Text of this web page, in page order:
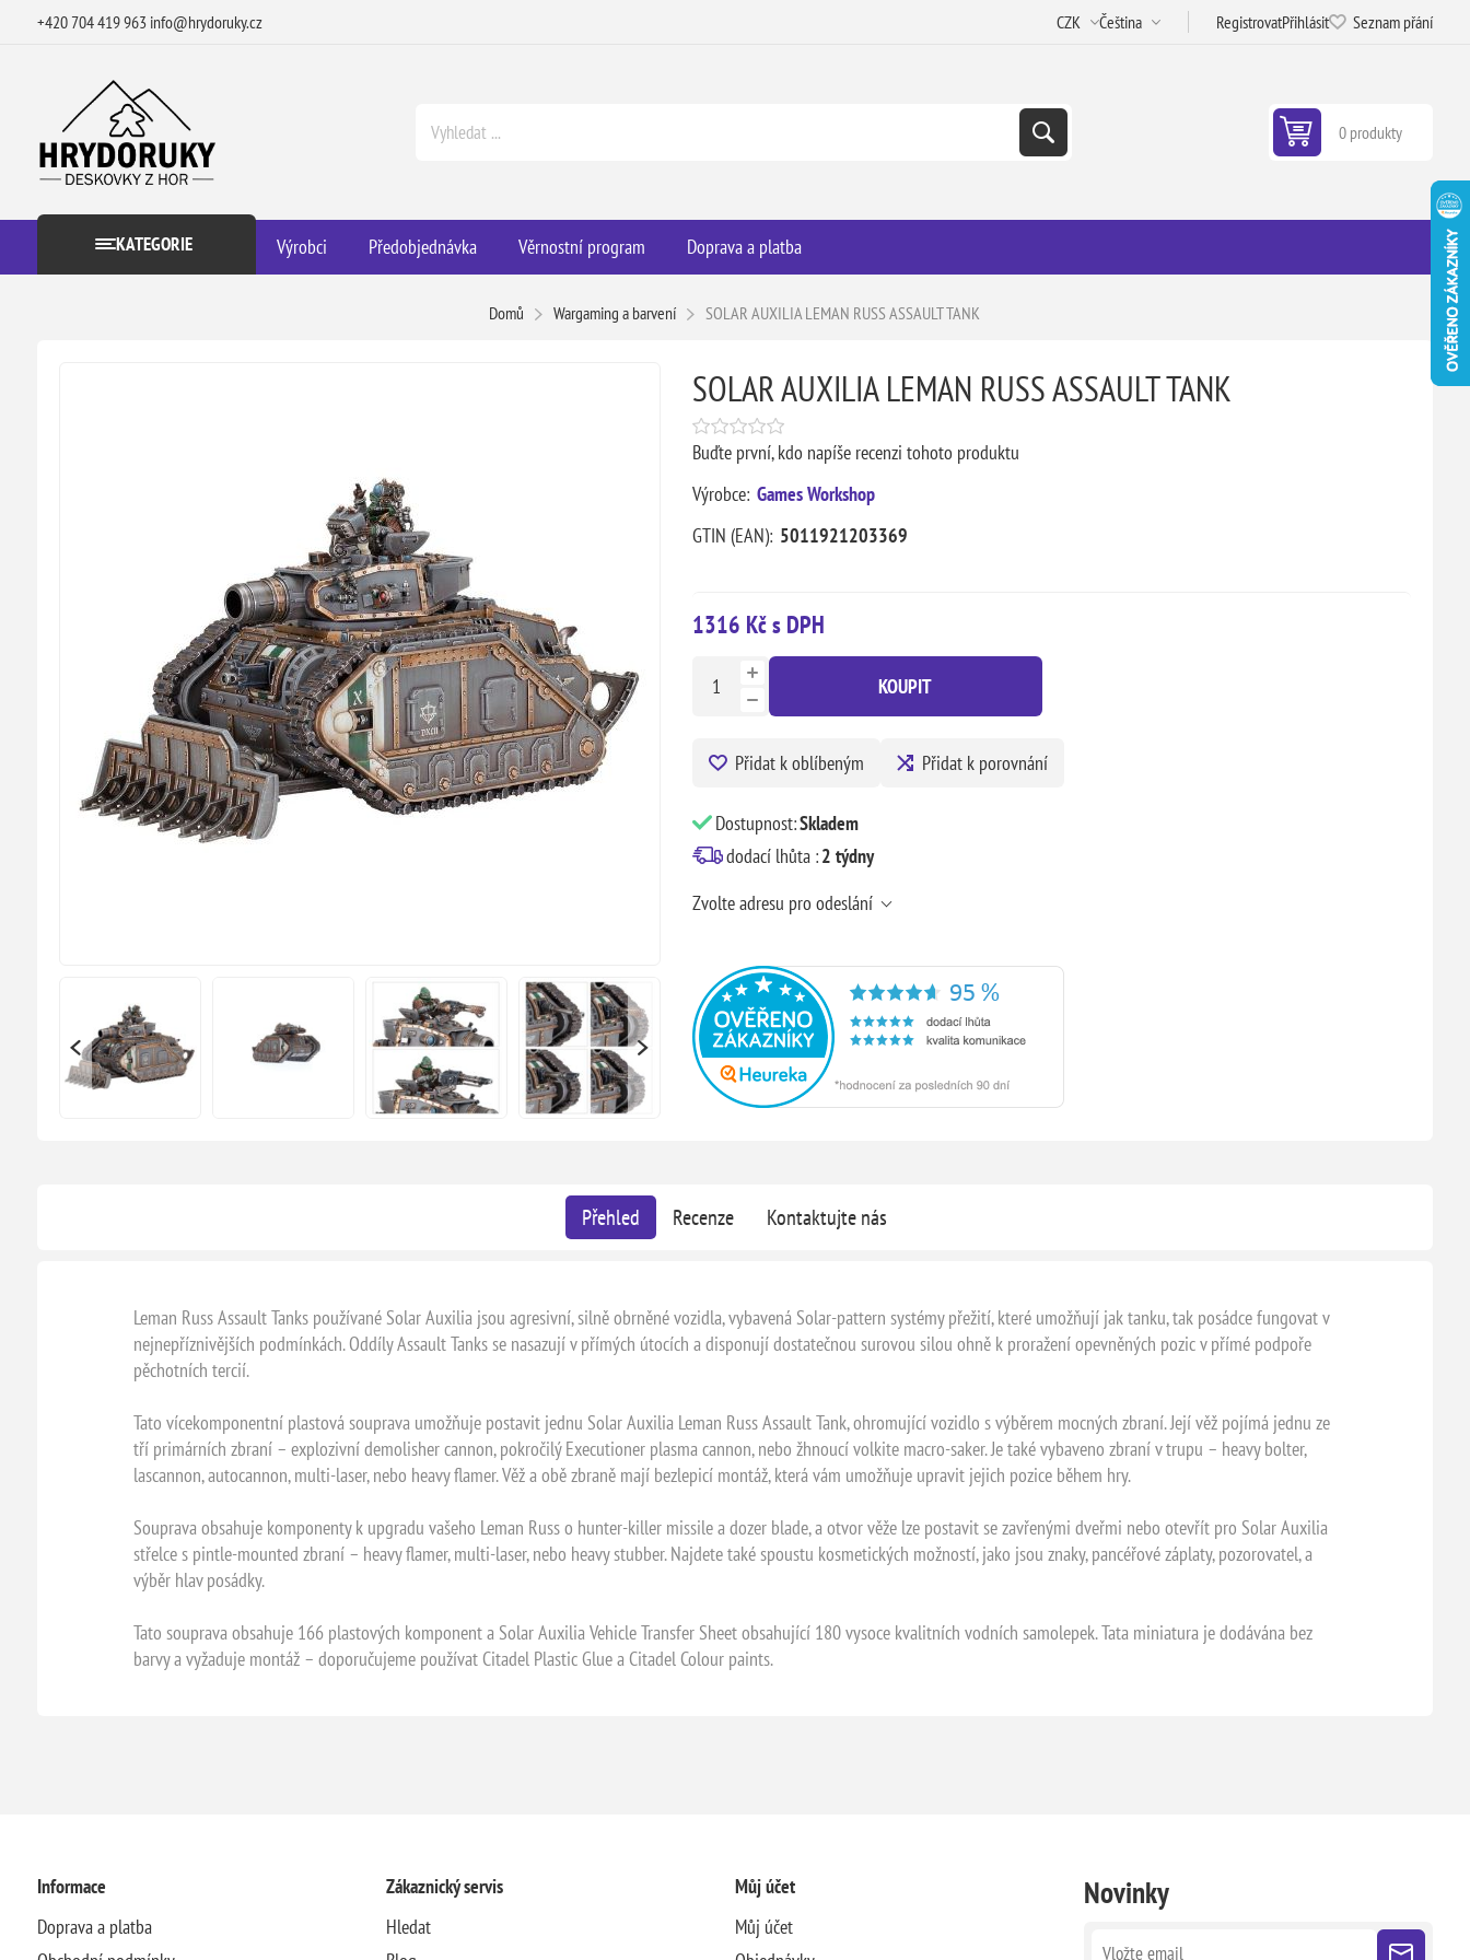
+420 704 419 963 info@hrydoruky.cz RegistrovatPřihlásit Seznam přání
0 produkty
KATEGORIE Výrobci Předobjednávka Věrnostní program Doprava a platba
Domů Wargaming a barvení SOLAR AUXILIA LEMAN RUSS ASSAULT TANK
SOLAR AUXILIA LEMAN RUSS ASSAULT TANK
Buďte první, kdo napíše recenzi tohoto produktu
Výrobce: Games Workshop
GTIN (EAN): 5011921203369
1316 Kč s DPH
KOUPIT
Přidat k oblíbeným Přidat k porovnání
Dostupnost:Skladem
dodací lhůta :2 týdny
Zvolte adresu pro odeslání
Přehled Recenze Kontaktujte nás
Leman Russ Assault Tanks používané Solar Auxilia jsou agresivní, silně obrněné vozidla, vybavená Solar-pattern systémy přežití, které umožňují jak tanku, tak posádce fungovat v
nejnepříznivějších podmínkách. Oddíly Assault Tanks se nasazují v přímých útocích a disponují dostatečnou surovou silou ohně k proražení opevněných pozic v přímé podpoře
pěchotních tercií.
Tato vícekomponentní plastová souprava umožňuje postavit jednu Solar Auxilia Leman Russ Assault Tank, ohromující vozidlo s výběrem mocných zbraní. Její věž pojímá jednu ze
tří primárních zbraní – explozivní demolisher cannon, pokročilý Executioner plasma cannon, nebo žhnoucí volkite macro-saker. Je také vybaveno zbraní v trupu – heavy bolter,
lascannon, autocannon, multi-laser, nebo heavy flamer. Věž a obě zbraně mají bezlepicí montáž, která vám umožňuje upravit jejich pozice během hry.
Souprava obsahuje komponenty k upgradu vašeho Leman Russ o hunter-killer missile a dozer blade, a otvor věže lze postavit se zavřenými dveřmi nebo otevřít pro Solar Auxilia
střelce s pintle-mounted zbraní – heavy flamer, multi-laser, nebo heavy stubber. Najdete také spoustu kosmetických možností, jako jsou znaky, pancéřové záplaty, pozorovatel, a
výběr hlav posádky.
Tato souprava obsahuje 166 plastových komponent a Solar Auxilia Vehicle Transfer Sheet obsahující 180 vysoce kvalitních vodních samolepek. Tata miniatura je dodávána bez
barvy a vyžaduje montáž – doporučujeme používat Citadel Plastic Glue a Citadel Colour paints.
Informace
Doprava a platba
Zákaznický servis
Hledat
Můj účet
Můj účet
Novinky